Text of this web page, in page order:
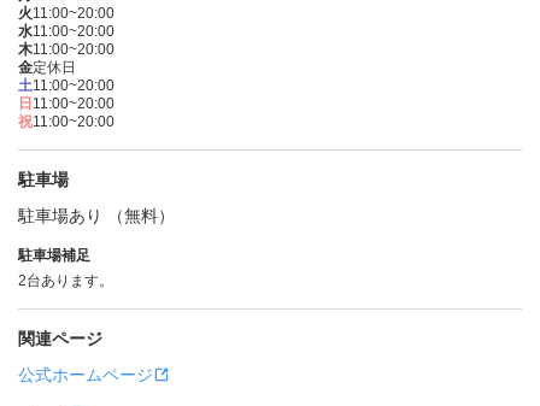
火11:00~20:00
水11:00~20:00
木11:00~20:00
金定休日
土11:00~20:00
日 11:00~20:00
祝11:00~20:00
駐車場
駐車場あり （無料）
駐車場補足
2台あります。
関連ページ
公式ホームページ